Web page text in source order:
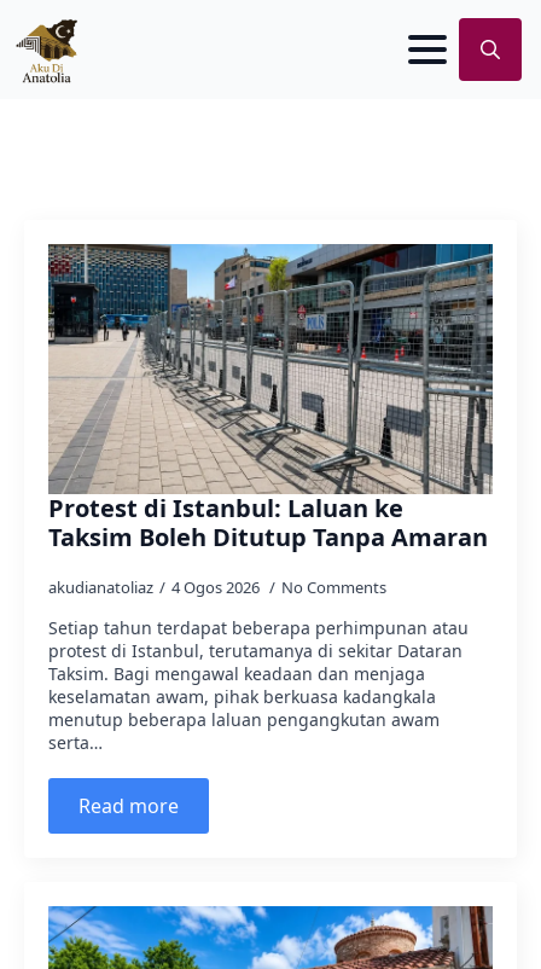
Protest di Istanbul: Laluan ke
Taksim Boleh Ditutup Tanpa Amaran
akudianatoliaz 4 Ogos 2026 No Comments
Setiap tahun terdapat beberapa perhimpunan atau
protest di Istanbul, terutamanya di sekitar Dataran
Taksim. Bagi mengawal keadaan dan menjaga
keselamatan awam, pihak berkuasa kadangkala
menutup beberapa laluan pengangkutan awam
serta…
Read more